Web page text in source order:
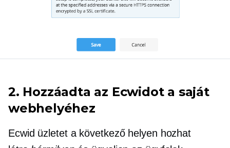
2. Hozzáadta az Ecwidot a saját
webhelyéhez
Ecwid üzletet a következő helyen hozhat